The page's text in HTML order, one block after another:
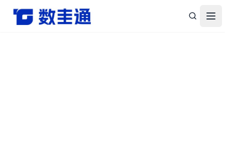
杭州数圭通科技有限公司-让数据安全流动，让数据释放价值
打